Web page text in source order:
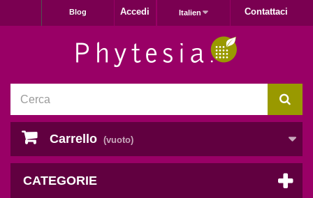
Contattaci
Italien
Accedi
Blog
Carrello (vuoto)
CATEGORIE